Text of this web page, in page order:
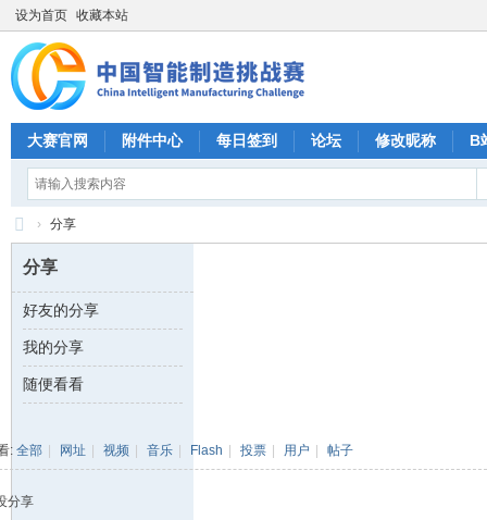
设为首页 收藏本站
大赛官网 附件中心 每日签到 论坛 修改昵称 B
CI
M
C
中
国
能
造
› 分享
分享
好友的分享
我的分享
随便看看
: 全部 网址 视频 音乐 Flash 投票 用户 帖子
分享